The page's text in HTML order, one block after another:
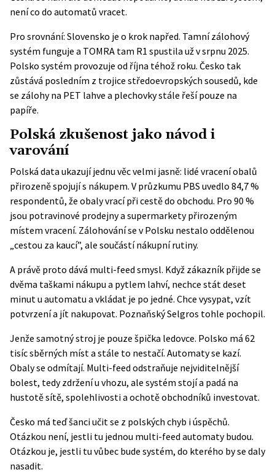
není co do automatů vracet.
Pro srovnání: Slovensko je o krok napřed. Tamní zálohový
systém funguje a TOMRA tam R1 spustila už v srpnu 2025.
Polsko systém provozuje od října téhož roku. Česko tak
zůstává posledním z trojice středoevropských sousedů, kde
se zálohy na PET lahve a plechovky stále řeší pouze na
papíře.
Polská zkušenost jako návod i
varování
Polská data ukazují jednu věc velmi jasně: lidé vracení obalů
přirozeně spojují s nákupem. V průzkumu PBS uvedlo 84,7 %
respondentů, že obaly vrací při cestě do obchodu. Pro 90 %
jsou potravinové prodejny a supermarkety přirozeným
místem vracení. Zálohování se v Polsku nestalo oddělenou
„cestou za kaucí”, ale součástí nákupní rutiny.
A právě proto dává multi-feed smysl. Když zákazník přijde se
dvěma taškami nákupu a pytlem lahví, nechce stát deset
minut u automatu a vkládat je po jedné. Chce vysypat, vzít
potvrzení a jít nakupovat. Poznaňský Selgros tohle pochopil.
Jenže samotný stroj je pouze špička ledovce. Polsko má 62
tisíc sběrných míst a stále to nestačí. Automaty se kazí.
Obaly se odmítají. Multi-feed odstraňuje nejviditelnější
bolest, tedy zdržení u vhozu, ale systém stojí a padá na
hustotě sítě, spolehlivosti a ochotě obchodníků investovat.
Česko má teď šanci učit se z polských chyb i úspěchů.
Otázkou není, jestli tu jednou multi-feed automaty budou.
Otázkou je, jestli tu vůbec bude systém, do kterého by se daly
nasadit.